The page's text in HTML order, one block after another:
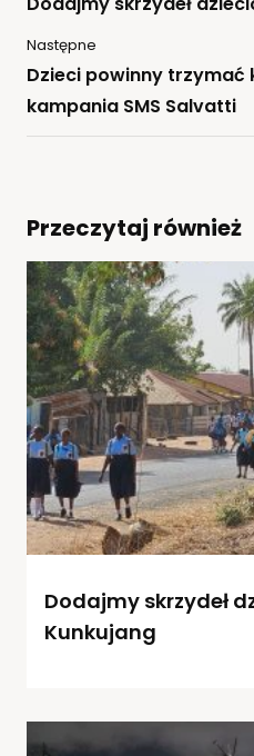
Następne
Dzieci powinny trzymać
kampania SMS Salvatti
Przeczytaj również
Dodajmy skrzydeł
Kunkujang